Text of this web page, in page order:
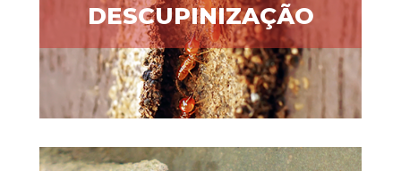
DESCUPINIZAÇÃO